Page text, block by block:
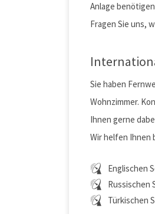
Anlage
Fragen Sie uns,
Sie haben
Wohnzimmer.
Ihnen gerne
Wir helfen Ihnen
Englischen
Russischen
Türkischen